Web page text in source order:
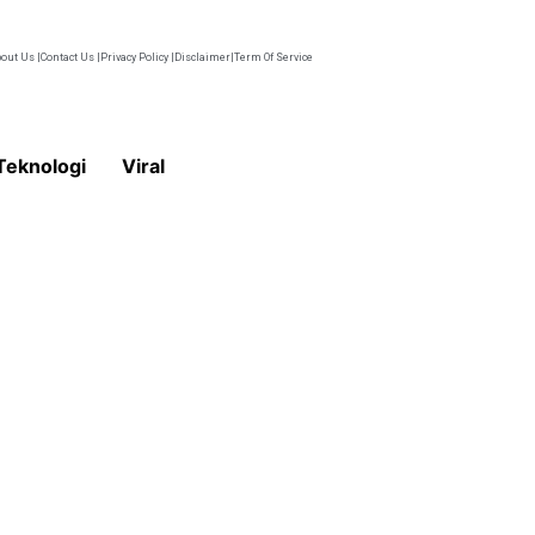
Us |Contact Us | Privacy Policy | Disclaimer|Term Of Service
Viral